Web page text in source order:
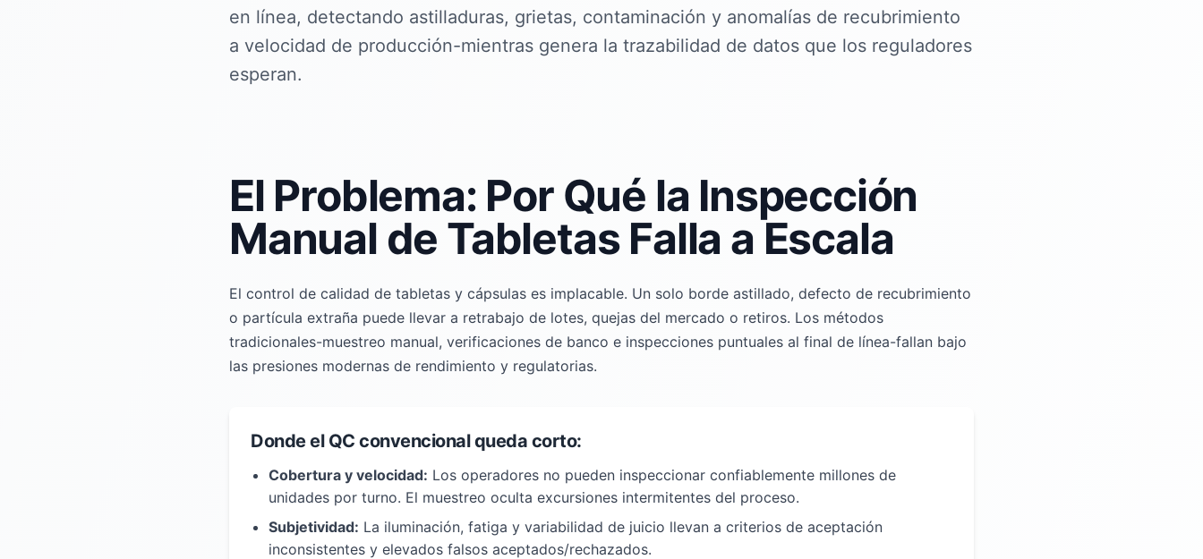
en línea, detectando astilladuras, grietas, contaminación y anomalías de recubrimiento
a velocidad de producción-mientras genera la trazabilidad de datos que los reguladores
esperan.
El Problema: Por Qué la Inspección
Manual de Tabletas Falla a Escala
El control de calidad de tabletas y cápsulas es implacable. Un solo borde astillado, defecto de recubrimiento
o partícula extraña puede llevar a retrabajo de lotes, quejas del mercado o retiros. Los métodos
tradicionales-muestreo manual, verificaciones de banco e inspecciones puntuales al final de línea-fallan bajo
las presiones modernas de rendimiento y regulatorias.
Donde el QC convencional queda corto:
Cobertura y velocidad: Los operadores no pueden inspeccionar confiablemente millones de
unidades por turno. El muestreo oculta excursiones intermitentes del proceso.
Subjetividad: La iluminación, fatiga y variabilidad de juicio llevan a criterios de aceptación
inconsistentes y elevados falsos aceptados/rechazados.